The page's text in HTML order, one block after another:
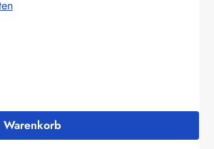
gewünschten Wert ein